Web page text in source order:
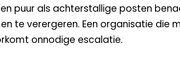
puur als achterstallige posten
te verergeren. Een organisatie die
onnodige escalatie.